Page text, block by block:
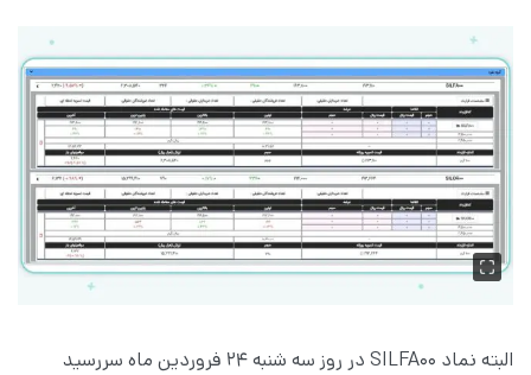
البته نماد SILFA00 در روز سه شنبه ۲۴ فروردین ماه سررسید